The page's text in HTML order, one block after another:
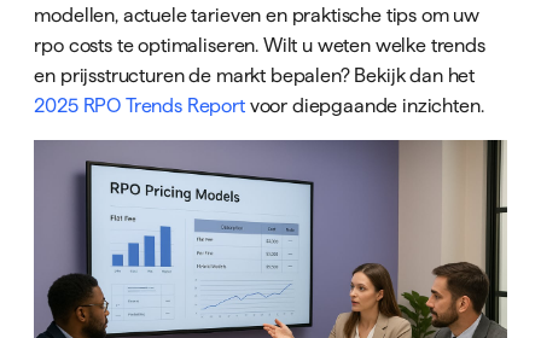
modellen, actuele tarieven en praktische tips om uw
rpo costs te optimaliseren. Wilt u weten welke trends
en prijsstructuren de markt bepalen? Bekijk dan het
2025 RPO Trends Reportvoor diepgaande inzichten.